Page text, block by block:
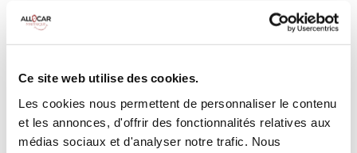
Ce site web utilise des cookies.
Les cookies nous permettent de personnaliser le contenu
et les annonces, d'offrir des fonctionnalités relatives aux
médias sociaux et d'analyser notre trafic. Nous
Carburant : plein à rendre plein
CONDITIONS DE LOCATION